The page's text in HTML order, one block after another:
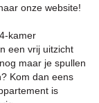
onze website!
kamer
een vrij uitzicht
maar je spullen
Kom dan eens
is